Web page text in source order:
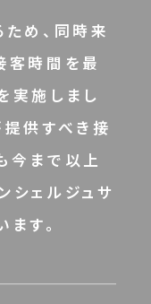
め、同時来
客時間を最
実施しまし
提供すべき接
今まで以上
シェルジュサ
す。